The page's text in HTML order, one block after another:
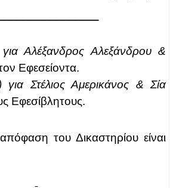
Αλέξανδρος Αλεξάνδρου &
Εφεσείοντα.
Στέλιος Αμερικάνος & Σία
Εφεσίβλητους.
του Δικαστηρίου είναι